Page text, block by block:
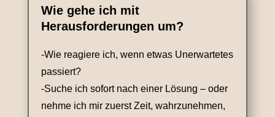
Wie gehe ich mit
Herausforderungen um?
-Wie reagiere ich, wenn etwas Unerwartetes
passiert?
-Suche ich sofort nach einer Lösung – oder
nehme ich mir zuerst Zeit, wahrzunehmen,